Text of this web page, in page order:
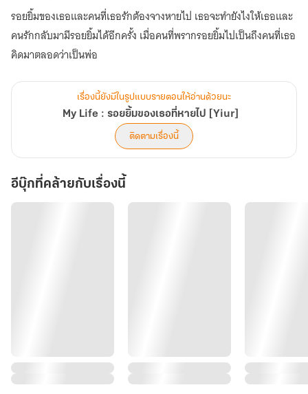
ของ
เธอ
ที่
[Yiur]
รอยยิ้มของเธอและคนที่เธอรักต้องจางหายไป เธอจะทำยังไงให้เธอและ
คนรักกลับมามีรอยยิ้มได้อีกครั้ง เมื่อคนที่พรากรอยยิ้มไปเป็นถึงคนที่เธอ
คิดมาตลอดว่าเป็นพ่อ
เรื่องนี้ยังมีในรูปแบบรายตอนให้อ่านด้วยนะ
My Life : รอยยิ้มของเธอที่หายไป [Yiur]
ติดตามเรื่องนี้
อีบุ๊กที่คล้ายกับเรื่องนี้